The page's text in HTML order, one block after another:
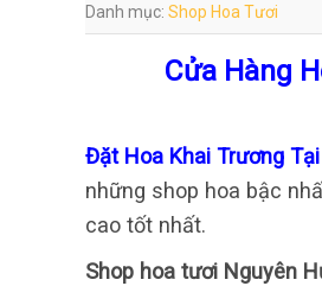
Danh mục: Shop Hoa Tươi
Cửa Hàng
Đặt Hoa Khai Trương
những shop hoa bậc
cao tốt nhất.
Shop hoa tươi Nguyên